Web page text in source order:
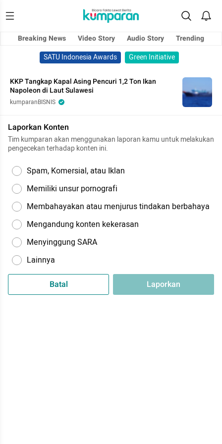
Breaking News Video Story Audio Story
Trending
SATU Indonesia Awards
Green Initiative
KKP Tangkap Kapal Asing Pencuri 1,2 Ton Ikan
Napoleon di Laut Sulawesi
kumparanBISNIS
Laporkan Konten
Tim kumparan akan menggunakan laporan kamu untuk melakukan
pengecekan terhadap konten ini.
Spam, Komersial, atau Iklan
Memiliki unsur pornografi
Membahayakan atau menjurus tindakan berbahaya
Mengandung konten kekerasan
Menyinggung SARA
Lainnya
Batal Laporkan